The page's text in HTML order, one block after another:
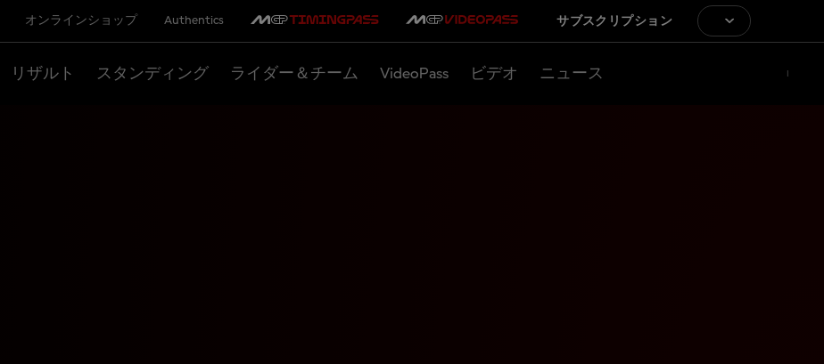
オンラインショップ Authentics サブスクリプション
リザルト スタンディング ライダー＆チーム VideoPass ビデオ ニュース